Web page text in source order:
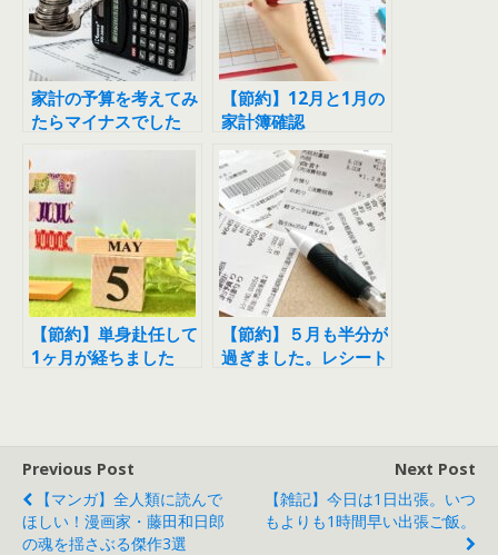
家計の予算を考えてみ
たらマイナスでした
【節約】12月と1月の
家計簿確認
【節約】単身赴任して
1ヶ月が経ちました
【節約】５月も半分が
過ぎました。レシート
Previous Post
【マンガ】全人類に読んで
ほしい！漫画家・藤田和日郎
の魂を揺さぶる傑作3選
Next Post
【雑記】今日は1日出張。いつ
もよりも1時間早い出張ご飯。